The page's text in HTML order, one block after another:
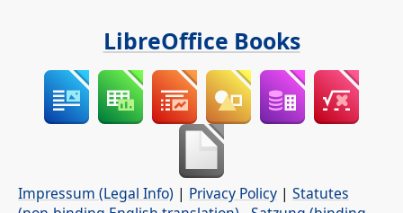
LibreOffice Books
Impressum (Legal Info) | Privacy Policy | Statutes